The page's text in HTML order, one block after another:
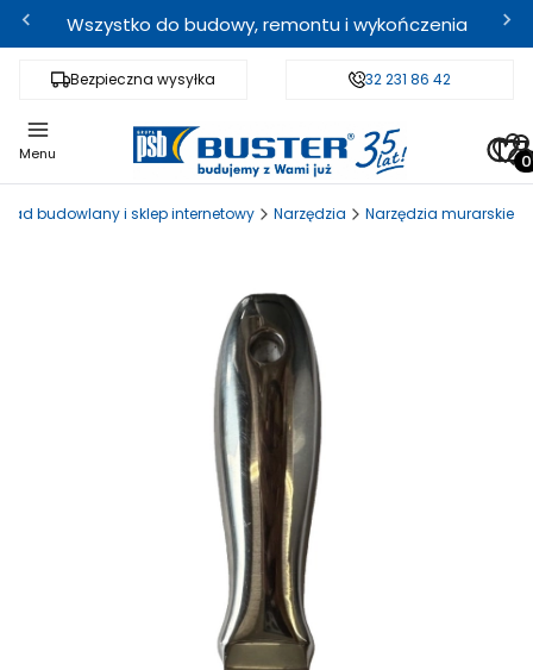
Wszystko do budowy, remontu i wykończenia
Bezpieczna wysyłka Fachowe doradztwo
32 231 86 42
Menu
budowlany i sklep internetowy Narzędzia Narzędzia murarskie